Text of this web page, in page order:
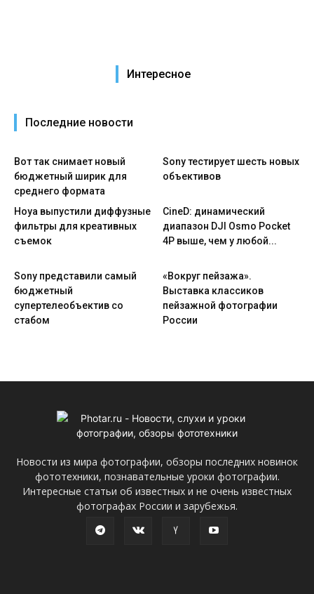
Интересное
Последние новости
Вот так снимает новый
бюджетный ширик для
среднего формата
Sony тестирует шесть новых
объективов
Hoya выпустили диффузные
фильтры для креативных
съемок
CineD: динамический
диапазон DJI Osmo Pocket
4P выше, чем у любой...
Sony представили самый
бюджетный
супертелеобъектив со
стабом
«Вокруг пейзажа».
Выставка классиков
пейзажной фотографии
России
Новости из мира фотографии, обзоры последних новинок
фототехники, познавательные уроки фотографии.
Интересные статьи об известных и не очень известных
фотографах России и зарубежья.